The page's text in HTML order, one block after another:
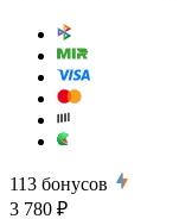
113 бонусов
3 780 ₽